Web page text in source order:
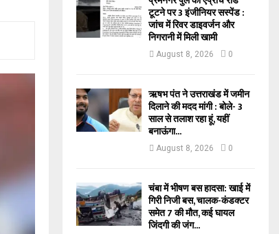
टूटने पर 3 इंजीनियर सस्पेंड :
जांच में रिवर डाइवर्जन और
निगरानी में मिली खामी
August 8, 2026 0
ऋषभ पंत ने उत्तराखंड में जमीन
दिलाने की मदद मांगी : बोले- 3
साल से तलाश रहा हूं, यहीं
बनाऊंगा...
August 8, 2026 0
चंबा में भीषण बस हादसा: खाई में
गिरी निजी बस, चालक-कंडक्टर
समेत 7 की मौत, कई घायल
जिंदगी की जंग...